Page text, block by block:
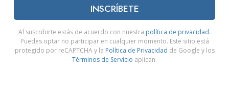
INSCRÍBETE
Al suscribirte estás de acuerdo con nuestra política de privacidad.
Puedes optar no participar en cualquier momento. Este sitio está
protegido por reCAPTCHA y la Política de Privacidad de Google y los
Términos de Servicio aplican.